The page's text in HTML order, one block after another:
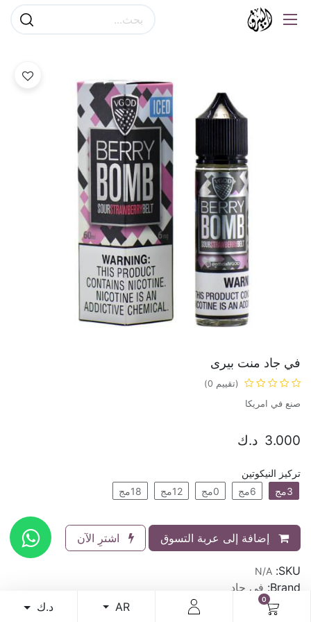
0
AR د.ك
في جاد منت بيرى
(تقييم 0)
صنع في امريكا
3.000 د.ك
تركيز النيكوتين
3مج
6مج 0مج 12مج 18مج
إضافة إلى عربة التسوق اشترِ الآن
SKU:
N/A
Brand: في جاد